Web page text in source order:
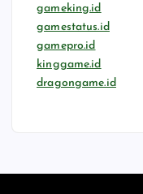
gameking.id
gamestatus.id
gamepro.id
kinggame.id
dragongame.id